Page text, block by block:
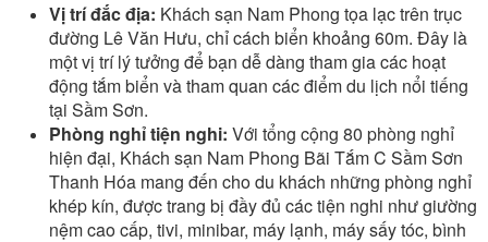
Vị trí đắc địa: Khách sạn Nam Phong tọa lạc trên trục
đường Lê Văn Hưu, chỉ cách biển khoảng 60m. Đây là
một vị trí lý tưởng để bạn dễ dàng tham gia các hoạt
động tắm biển và tham quan các điểm du lịch nổi tiếng
tại Sầm Sơn.
Phòng nghỉ tiện nghi: Với tổng cộng 80 phòng nghỉ
hiện đại, Khách sạn Nam Phong Bãi Tắm C Sầm Sơn
Thanh Hóa mang đến cho du khách những phòng nghỉ
khép kín, được trang bị đầy đủ các tiện nghi như giường
nệm cao cấp, tivi, minibar, máy lạnh, máy sấy tóc, bình